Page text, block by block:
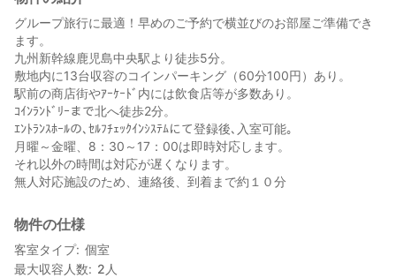
グループ旅行に最適！早めのご予約で横並びのお部屋ご準備でき
ます。
九州新幹線鹿児島中央駅より徒歩5分。
敷地内に13台収容のコインパーキング（60分100円）あり。
駅前の商店街やｱｰｹｰﾄﾞ内には飲食店等が多数あり。
ｺｲﾝﾗﾝﾄﾞﾘｰまで北へ徒歩2分。
ｴﾝﾄﾗﾝｽﾎｰﾙの､ｾﾙﾌﾁｪｯｸｲﾝｼｽﾃﾑにて登録後､入室可能｡
月曜～金曜、8：30～17：00は即時対応します。
それ以外の時間は対応が遅くなります。
無人対応施設のため、連絡後、到着まで約１０分
物件の仕様
客室タイプ 個室
最大収容人数
2 人